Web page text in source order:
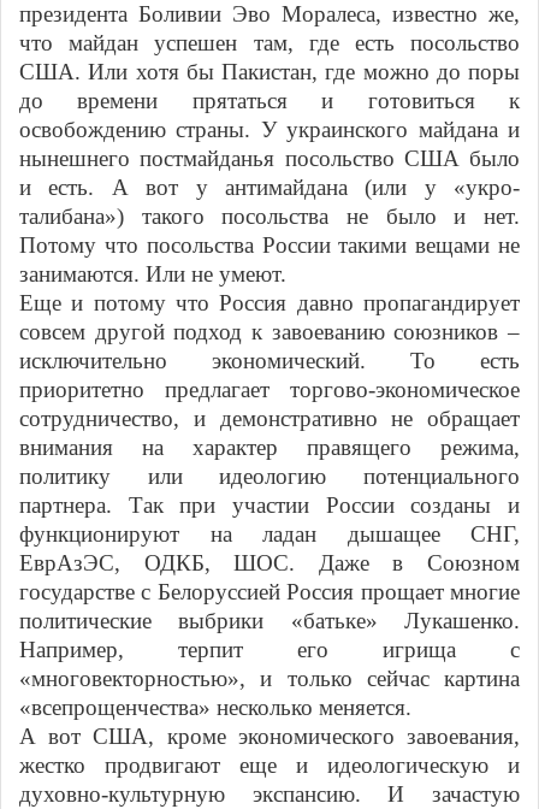
президента Боливии Эво Моралеса, известно же,
что майдан успешен там, где есть посольство
США. Или хотя бы Пакистан, где можно до поры
до времени прятаться и готовиться к
освобождению страны. У украинского майдана и
нынешнего постмайданья посольство США было
и есть. А вот у антимайдана (или у «укро-
талибана») такого посольства не было и нет.
Потому что посольства России такими вещами не
занимаются. Или не умеют.
Еще и потому что Россия давно пропагандирует
совсем другой подход к завоеванию союзников –
исключительно экономический. То есть
приоритетно предлагает торгово-экономическое
сотрудничество, и демонстративно не обращает
внимания на характер правящего режима,
политику или идеологию потенциального
партнера. Так при участии России созданы и
функционируют на ладан дышащее СНГ,
ЕврАзЭС, ОДКБ, ШОС. Даже в Союзном
государстве с Белоруссией Россия прощает многие
политические выбрики «батьке» Лукашенко.
Например, терпит его игрища с
«многовекторностью», и только сейчас картина
«всепрощенчества» несколько меняется.
А вот США, кроме экономического завоевания,
жестко продвигают еще и идеологическую и
духовно-культурную экспансию. И зачастую